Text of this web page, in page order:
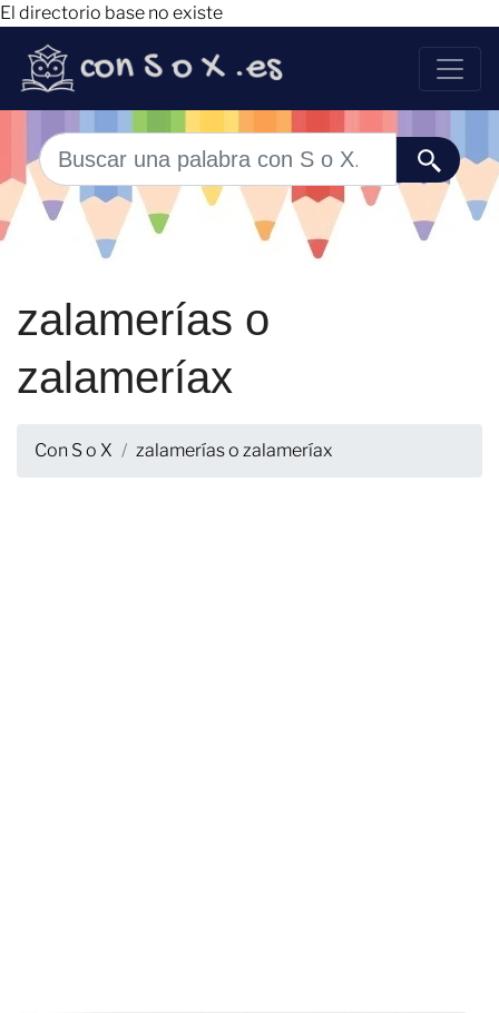
El directorio base no existe
zalamerías o
zalameríax
Con S o X zalamerías o zalameríax